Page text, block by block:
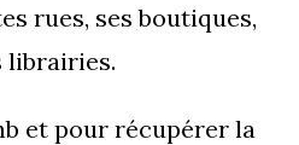
rues, ses boutiques,
librairies.
et pour récupérer la